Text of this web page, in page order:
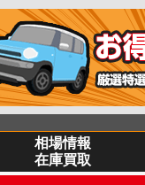
相場情報
在庫買取